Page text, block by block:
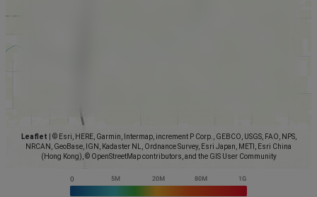
Leaflet
© Esri, HERE, Garmin, Intermap, increment P Corp., GEBCO, USGS, FAO, NPS,
NRCAN, GeoBase, IGN, Kadaster NL, Ordnance Survey, Esri Japan, METI, Esri China
(Hong Kong), © OpenStreetMap contributors, and the GIS User Community